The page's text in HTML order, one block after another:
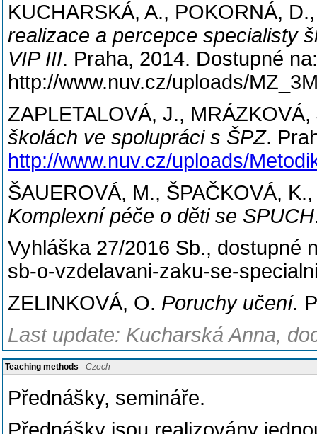
KUCHARSKÁ, A., POKORNÁ,
realizace a percepce specialisty
VIP III. Praha, 2014. Dostupné na:
http://www.nuv.cz/uploads/
ZAPLETALOVÁ, J.,
školách ve spolupráci s ŠPZ.
http://www.nuv.cz/uploads/
ŠAUEROVÁ, M., ŠPAČKOVÁ,
Komplexní péče o děti se SPUCH
Vyhláška 27/2016 Sb., dostupné
sb-o-vzdelavani-zaku-se-
ZELINKOVÁ, O. Poruchy učení.
Last update: Kucharská Anna,
Teaching methods - Czech
Přednášky, semináře.